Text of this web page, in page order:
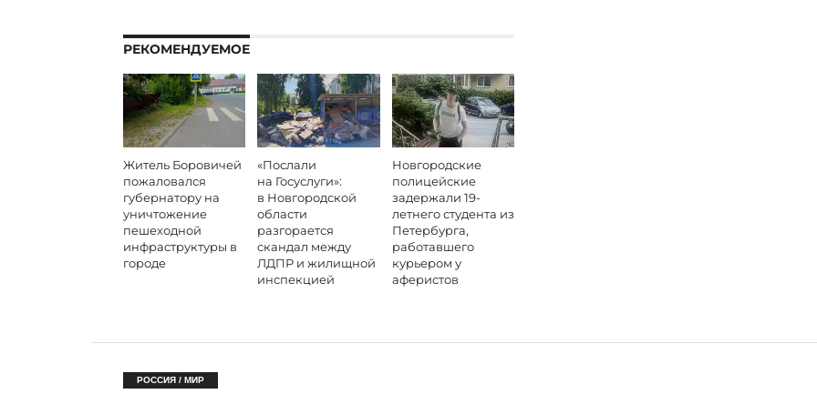
РЕКОМЕНДУЕМОЕ
Житель Боровичей
пожаловался
губернатору на
уничтожение
пешеходной
инфраструктуры в
городе
«Послали
на Госуслуги»:
в Новгородской
области
разгорается
скандал между
ЛДПР и жилищной
инспекцией
Новгородские
полицейские
задержали 19-
летнего студента из
Петербурга,
работавшего
курьером у
аферистов
РОССИЯ / МИР